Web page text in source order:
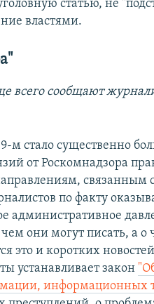
статью, не
властями.
всего сообщают
м стало существенно
от Роскомнадзора
связанным
по факту
административное
чем они могут писать, а о
это и коротких
устанавливает закон
информационных